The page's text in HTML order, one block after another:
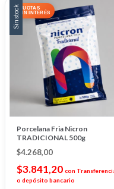
Sin stock
3
CUOTAS
SIN INTERÉS
Porcelana Fria Nicron
TRADICIONAL 500g
$4.268,00
$3.841,20 con
o depósito bancario